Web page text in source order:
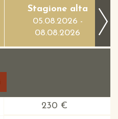
Stagione alta
05.08.2026 -
08.08.2026
230 €